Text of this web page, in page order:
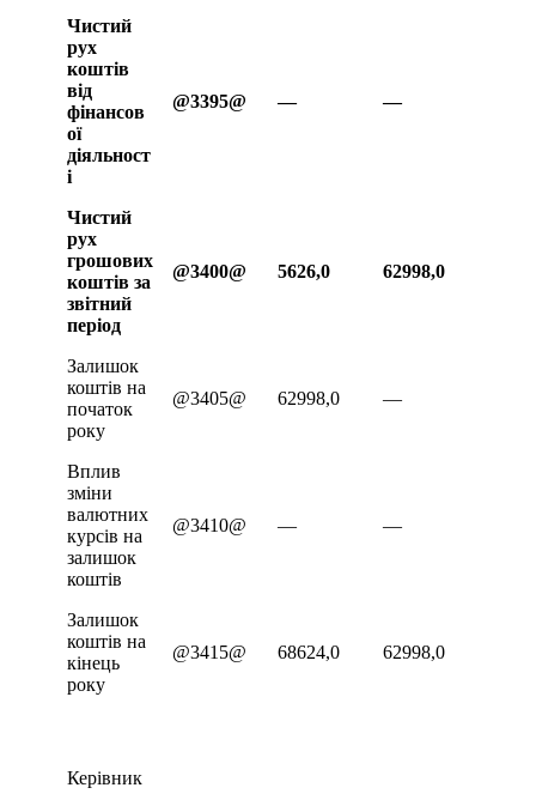
Чистий
рух
коштів
від
фінансов
ої
діяльност
і
@3395@ — —
Чистий
рух
грошових
коштів за
звітний
період
@3400@ 5626,0 62998,0
Залишок
коштів на
початок
року
@3405@ 62998,0 —
Вплив
зміни
валютних
курсів на
залишок
коштів
@3410@ — —
Залишок
коштів на
кінець
року
@3415@ 68624,0 62998,0
Керівник